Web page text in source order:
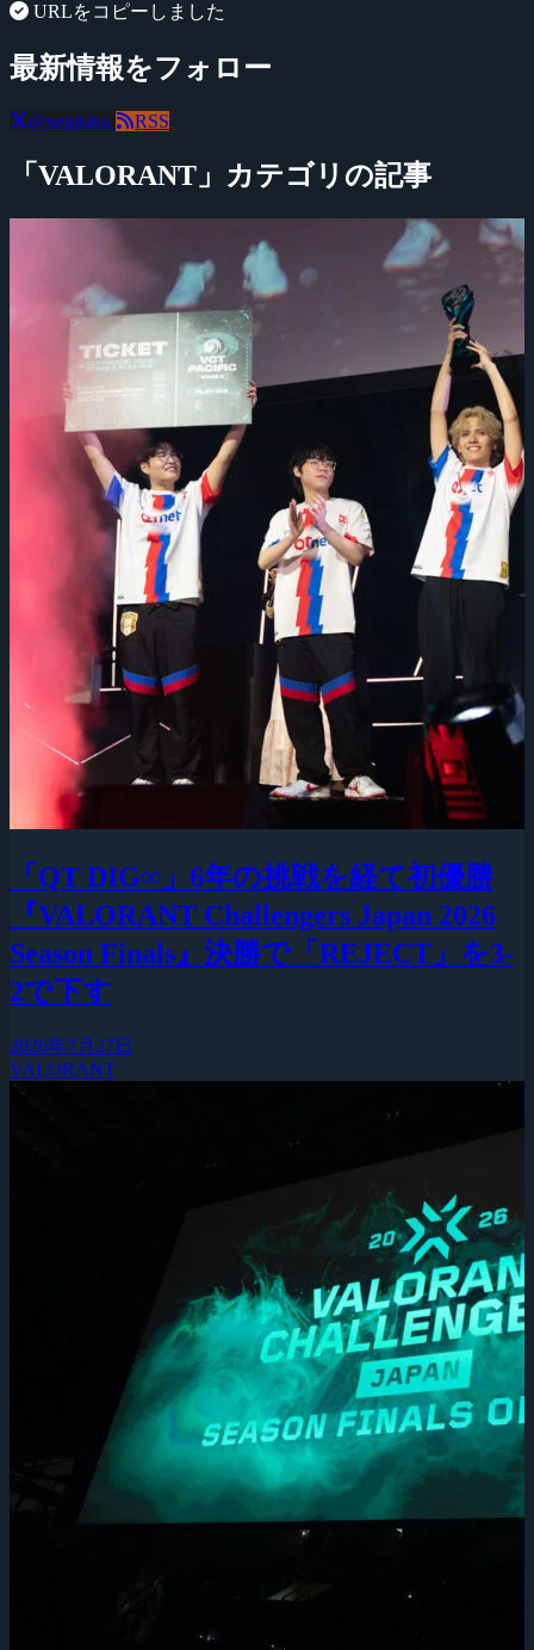
URLをコピーしました
最新情報をフォロー
@negitaku RSS
「VALORANT」カテゴリの記事
「QT DIG∞」6年の挑戦を経て初優勝
『VALORANT Challengers Japan 2026
Season Finals』決勝で「REJECT」を3-
2で下す
2026年7月27日
VALORANT